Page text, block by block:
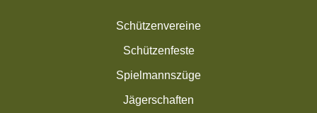
Schützenvereine
Schützenfeste
Spielmannszüge
Jägerschaften